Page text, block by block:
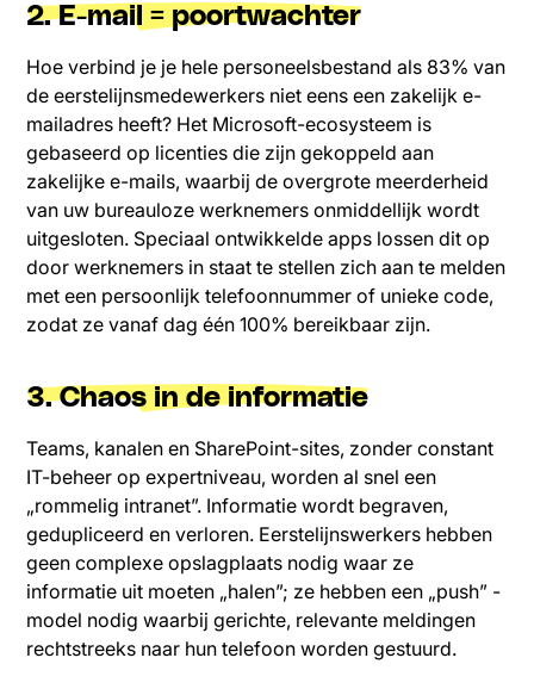
2. E-mail = poortwachter
Hoe verbind je je hele personeelsbestand als 83% van
de eerstelijnsmedewerkers niet eens een zakelijk e-
mailadres heeft? Het Microsoft-ecosysteem is
gebaseerd op licenties die zijn gekoppeld aan
zakelijke e-mails, waarbij de overgrote meerderheid
van uw bureauloze werknemers onmiddellijk wordt
uitgesloten. Speciaal ontwikkelde apps lossen dit op
door werknemers in staat te stellen zich aan te melden
met een persoonlijk telefoonnummer of unieke code,
zodat ze vanaf dag één 100% bereikbaar zijn.
3. Chaos in de informatie
Teams, kanalen en SharePoint-sites, zonder constant
IT-beheer op expertniveau, worden al snel een
„rommelig intranet”. Informatie wordt begraven,
gedupliceerd en verloren. Eerstelijnswerkers hebben
geen complexe opslagplaats nodig waar ze
informatie uit moeten „halen”; ze hebben een „push” -
model nodig waarbij gerichte, relevante meldingen
rechtstreeks naar hun telefoon worden gestuurd.